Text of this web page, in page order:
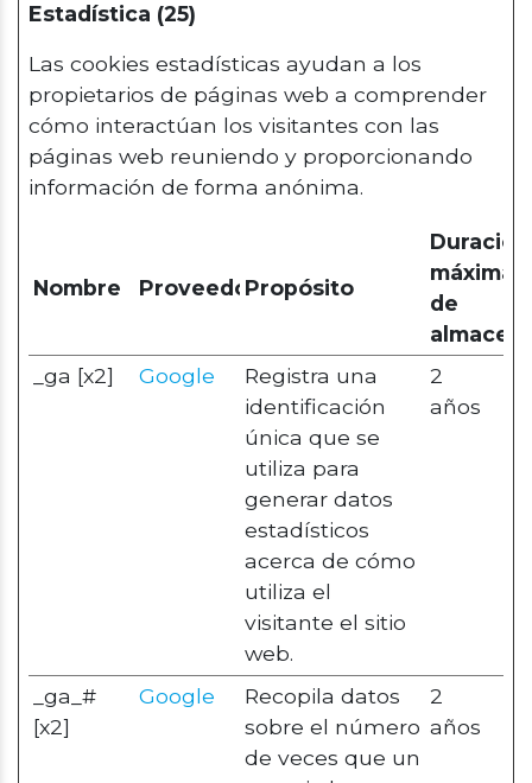
Estadística (25)
Las cookies estadísticas ayudan a los
propietarios de páginas web a comprender
cómo interactúan los visitantes con las
páginas web reuniendo y proporcionando
información de forma anónima.
Nombre ProveedorPropósito
Duración
máxima
de
_ga [x2]
Google
Registra una
identificación
única que se
utiliza para
generar datos
estadísticos
acerca de cómo
utiliza el
visitante el sitio
web.
2
años
_ga_#
[x2]
Google
Recopila datos
sobre el número
de veces que un
2
años